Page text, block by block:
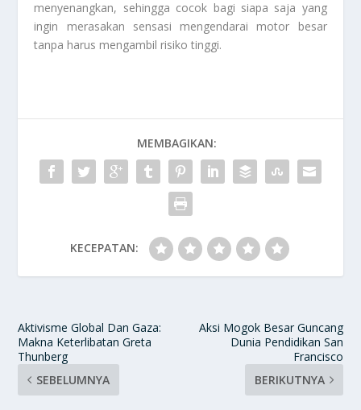
menyenangkan, sehingga cocok bagi siapa saja yang
ingin merasakan sensasi mengendarai motor besar
tanpa harus mengambil risiko tinggi.
MEMBAGIKAN:
KECEPATAN:
Aktivisme Global Dan Gaza:
Makna Keterlibatan Greta
Thunberg
SEBELUMNYA
Aksi Mogok Besar Guncang
Dunia Pendidikan San
Francisco
BERIKUTNYA